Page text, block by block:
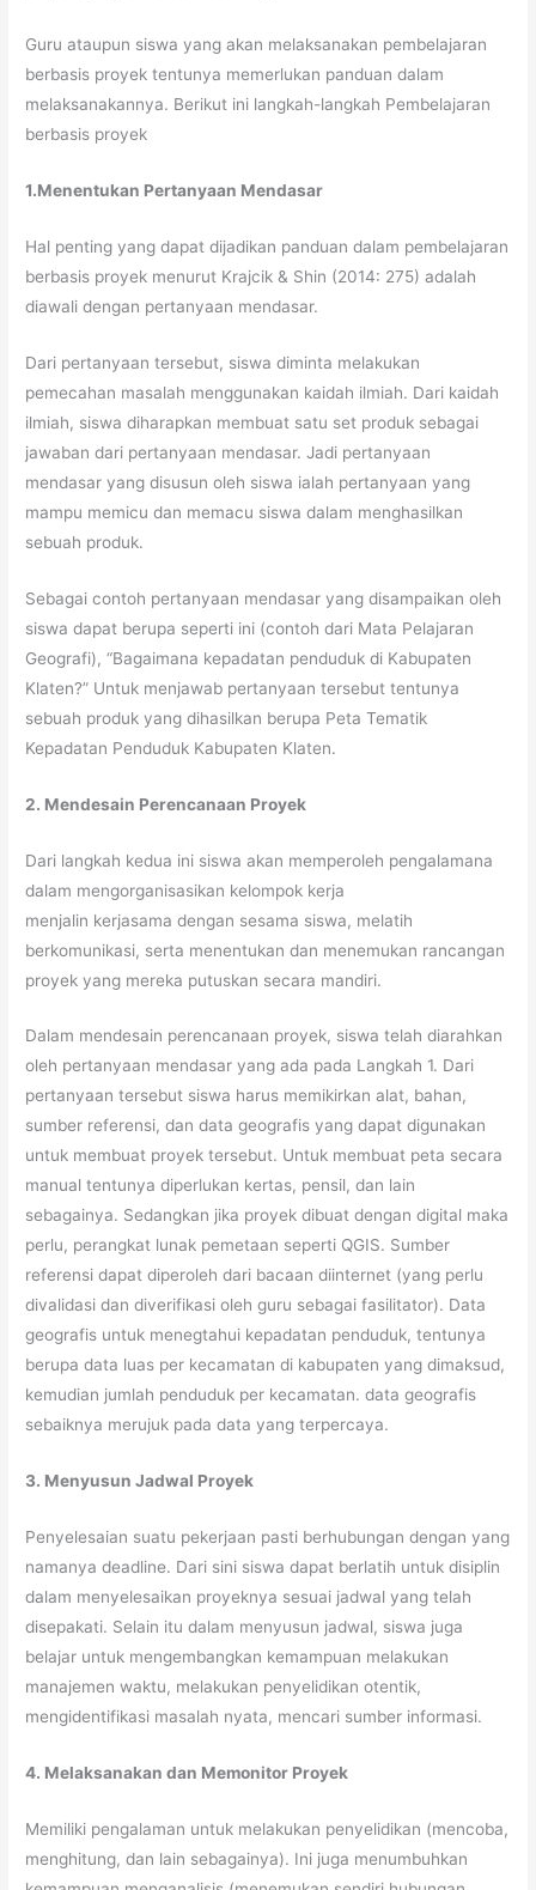
Guru ataupun siswa yang akan melaksanakan pembelajaran
berbasis proyek tentunya memerlukan panduan dalam
melaksanakannya. Berikut ini langkah-langkah Pembelajaran
berbasis proyek
1.Menentukan Pertanyaan Mendasar
Hal penting yang dapat dijadikan panduan dalam pembelajaran
berbasis proyek menurut Krajcik & Shin (2014: 275) adalah
diawali dengan pertanyaan mendasar.
Dari pertanyaan tersebut, siswa diminta melakukan
pemecahan masalah menggunakan kaidah ilmiah. Dari kaidah
ilmiah, siswa diharapkan membuat satu set produk sebagai
jawaban dari pertanyaan mendasar. Jadi pertanyaan
mendasar yang disusun oleh siswa ialah pertanyaan yang
mampu memicu dan memacu siswa dalam menghasilkan
sebuah produk.
Sebagai contoh pertanyaan mendasar yang disampaikan oleh
siswa dapat berupa seperti ini (contoh dari Mata Pelajaran
Geografi), “Bagaimana kepadatan penduduk di Kabupaten
Klaten?” Untuk menjawab pertanyaan tersebut tentunya
sebuah produk yang dihasilkan berupa Peta Tematik
Kepadatan Penduduk Kabupaten Klaten.
2. Mendesain Perencanaan Proyek
Dari langkah kedua ini siswa akan memperoleh pengalamana
dalam mengorganisasikan kelompok kerja
menjalin kerjasama dengan sesama siswa, melatih
berkomunikasi, serta menentukan dan menemukan rancangan
proyek yang mereka putuskan secara mandiri.
Dalam mendesain perencanaan proyek, siswa telah diarahkan
oleh pertanyaan mendasar yang ada pada Langkah 1. Dari
pertanyaan tersebut siswa harus memikirkan alat, bahan,
sumber referensi, dan data geografis yang dapat digunakan
untuk membuat proyek tersebut. Untuk membuat peta secara
manual tentunya diperlukan kertas, pensil, dan lain
sebagainya. Sedangkan jika proyek dibuat dengan digital maka
perlu, perangkat lunak pemetaan seperti QGIS. Sumber
referensi dapat diperoleh dari bacaan diinternet (yang perlu
divalidasi dan diverifikasi oleh guru sebagai fasilitator). Data
geografis untuk menegtahui kepadatan penduduk, tentunya
berupa data luas per kecamatan di kabupaten yang dimaksud,
kemudian jumlah penduduk per kecamatan. data geografis
sebaiknya merujuk pada data yang terpercaya.
3. Menyusun Jadwal Proyek
Penyelesaian suatu pekerjaan pasti berhubungan dengan yang
namanya deadline. Dari sini siswa dapat berlatih untuk disiplin
dalam menyelesaikan proyeknya sesuai jadwal yang telah
disepakati. Selain itu dalam menyusun jadwal, siswa juga
belajar untuk mengembangkan kemampuan melakukan
manajemen waktu, melakukan penyelidikan otentik,
mengidentifikasi masalah nyata, mencari sumber informasi.
4. Melaksanakan dan Memonitor Proyek
Memiliki pengalaman untuk melakukan penyelidikan (mencoba,
menghitung, dan lain sebagainya). Ini juga menumbuhkan